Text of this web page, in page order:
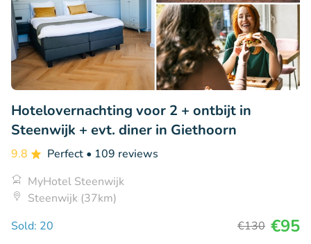
Hotelovernachting voor 2 + ontbijt in
Steenwijk + evt. diner in Giethoorn
9.8 Perfect • 109 reviews
MyHotel Steenwijk
Steenwijk (37km)
Sold: 20
€130 €95